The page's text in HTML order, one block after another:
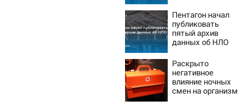
грозит для нее
хаосом
Пентагон начал
публиковать
пятый архив
данных об НЛО
Раскрыто
негативное
влияние ночных
смен на организм